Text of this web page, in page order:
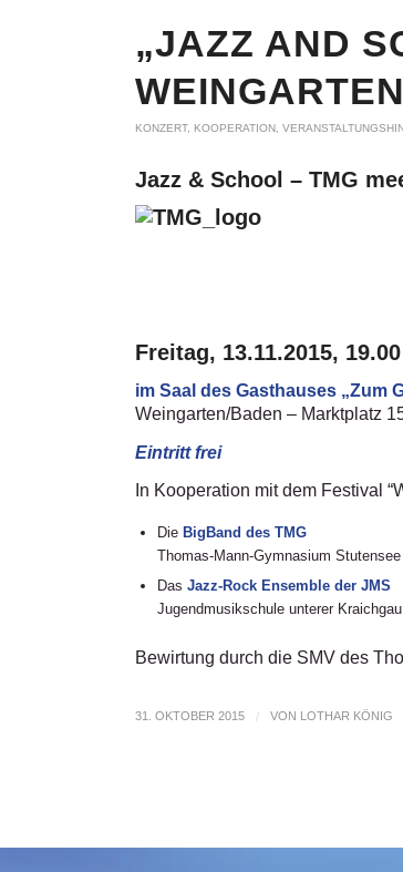
„JAZZ AND
WEINGARTEN
KONZERT, KOOPERATION
Jazz & School – TMG
Freitag, 13.11.2015,
im Saal des Gasthauses „Zum
Weingarten/Baden – Marktplatz
Eintritt frei
In Kooperation mit dem Festival
Die BigBand des TMG
Thomas-Mann-Gymnasium Stutensee
Das Jazz-Rock Ensemble der JMS
Jugendmusikschule unterer
Bewirtung durch die SMV des
31. OKTOBER 2015 / VON LOTHAR KÖNIG